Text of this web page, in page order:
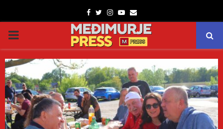
Facebook
TwitterInstagram
Youtube
Email
PRIMARY
MENU